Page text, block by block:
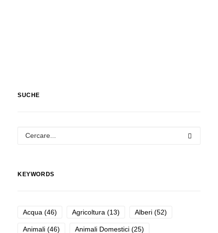
SUCHE
KEYWORDS
Acqua (46) Agricoltura (13) Alberi (52)
Animali (46) Animali Domestici (25)